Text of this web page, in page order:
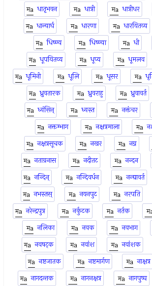
धातृभवन
धात्री धात्रीधर
धान्यार्घ
धारणा धारयितव्य
धिष्ण्य
धिष्ण्या धी
धूपयितव्य
धूप्य धूमलव
धूमिनी
धूलि धूसर
ध्रुवतारक
ध्रुवराहु ध्रुवावर्त
ध्वंसिन्
ध्वस्त नक्तंचर
नक्तम्भाग
नक्षत्रमाला
नक्षत्रसूचक
नखर नग्न
नताग्रनास
नदीतट नन्दन
नन्दिन्
नन्दिवर्धन नन्द्यावर्त
नभस्तस्
नयनपुट नरपति
नरेन्द्रपुत्र
नर्कुटक नर्तक
नलिका
नवक नवभाग
नवषट्क
नवांश नवांशक
नष्टजातक
नष्टमार्गण नाक्षत्र
नागदन्तक
नागनक्षत्र नागपुष्प